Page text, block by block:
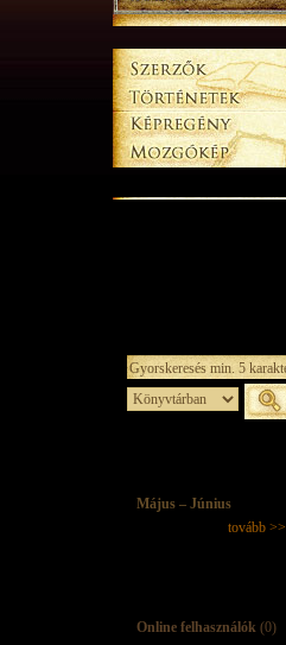
Május – Június
tovább >>
Online felhasználók (0)